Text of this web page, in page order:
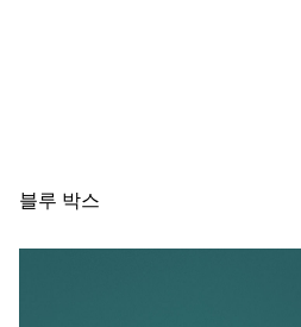
블루 박스